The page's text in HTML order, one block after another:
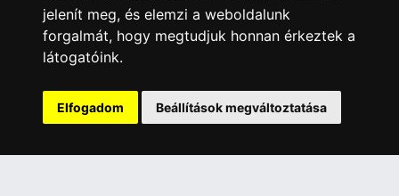
jelenít meg, és elemzi a weboldalunk
forgalmát, hogy megtudjuk honnan érkeztek a
látogatóink.
Elfogadom Beállítások megváltoztatása
Garanciális Ügyintézés
Webszolgáltatás
Üzleteinkben az elektronikus fizetés mód kizárólag átutalással
INFORMÁCIÓK